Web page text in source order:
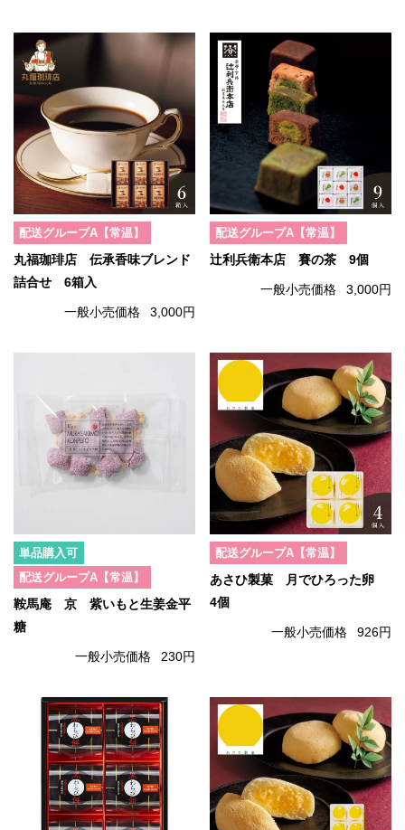
配送グループA【常温】
丸福珈琲店 伝承香味ブレンド
詰合せ 6箱入
一般小売価格 3,000円
配送グループA【常温】
辻利兵衛本店 賽の茶 9個
一般小売価格 3,000円
単品購入可
配送グループA【常温】
鞍馬庵 京 紫いもと生姜金平
糖
一般小売価格 230円
配送グループA【常温】
あさひ製菓 月でひろった卵
4個
一般小売価格 926円